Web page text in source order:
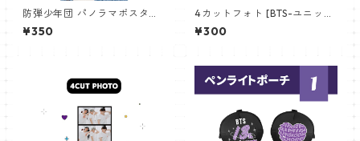
防弾少年団 パノラマポスター
(BTS Poster) 700*330mm
【アールエム RM-14】
¥350
4カットフォト [BTS-ユニット
01] 4CUT PHOTO BTS- UNI
T 01
¥300